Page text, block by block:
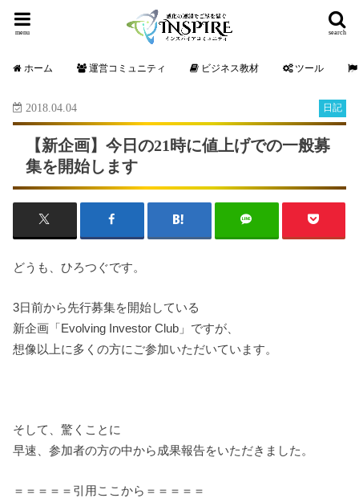
search
menu
ホーム 運営コミュニティ ビジネス教材 ツール
日記
2018.04.04
【新企画】今日の21時に値上げでの一般募
集を開始します
どうも、ひろつぐです。
3日前から先行募集を開始している
新企画「Evolving Investor Club」ですが、
想像以上に多くの方にご参加いただいています。
そして、驚くことに
早速、参加者の方の中から成果報告をいただきました。
＝＝＝＝＝引用ここから＝＝＝＝＝